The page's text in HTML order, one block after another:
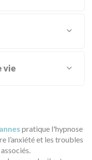
vie
pratique l'hypnose
l’anxiété et les troubles